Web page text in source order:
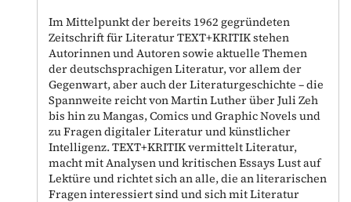
Im Mittelpunkt der bereits 1962 gegründeten
Zeitschrift für Literatur TEXT+KRITIK stehen
Autorinnen und Autoren sowie aktuelle Themen
der deutschsprachigen Literatur, vor allem der
Gegenwart, aber auch der Literaturgeschichte – die
Spannweite reicht von Martin Luther über Juli Zeh
bis hin zu Mangas, Comics und Graphic Novels und
zu Fragen digitaler Literatur und künstlicher
Intelligenz. TEXT+KRITIK vermittelt Literatur,
macht mit Analysen und kritischen Essays Lust auf
Lektüre und richtet sich an alle, die an literarischen
Fragen interessiert sind und sich mit Literatur